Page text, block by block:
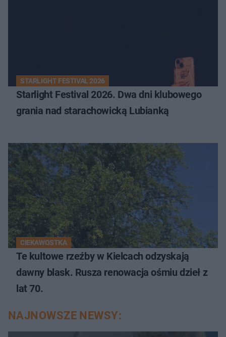
STARLIGHT FESTIVAL 2026
Starlight Festival 2026. Dwa dni klubowego
grania nad starachowicką Lubianką
CIEKAWOSTKA
Te kultowe rzeźby w Kielcach odzyskają
dawny blask. Rusza renowacja ośmiu dzieł z
lat 70.
NAJNOWSZE NEWSY: